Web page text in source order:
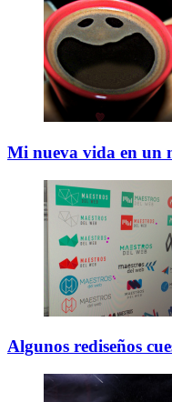
Mi nueva vida en un
Algunos rediseños